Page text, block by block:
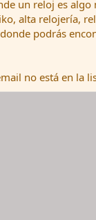
un reloj es
alta
podrás
no está en la